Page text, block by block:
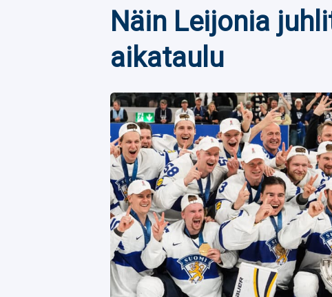
Näin Leijonia
aikataulu